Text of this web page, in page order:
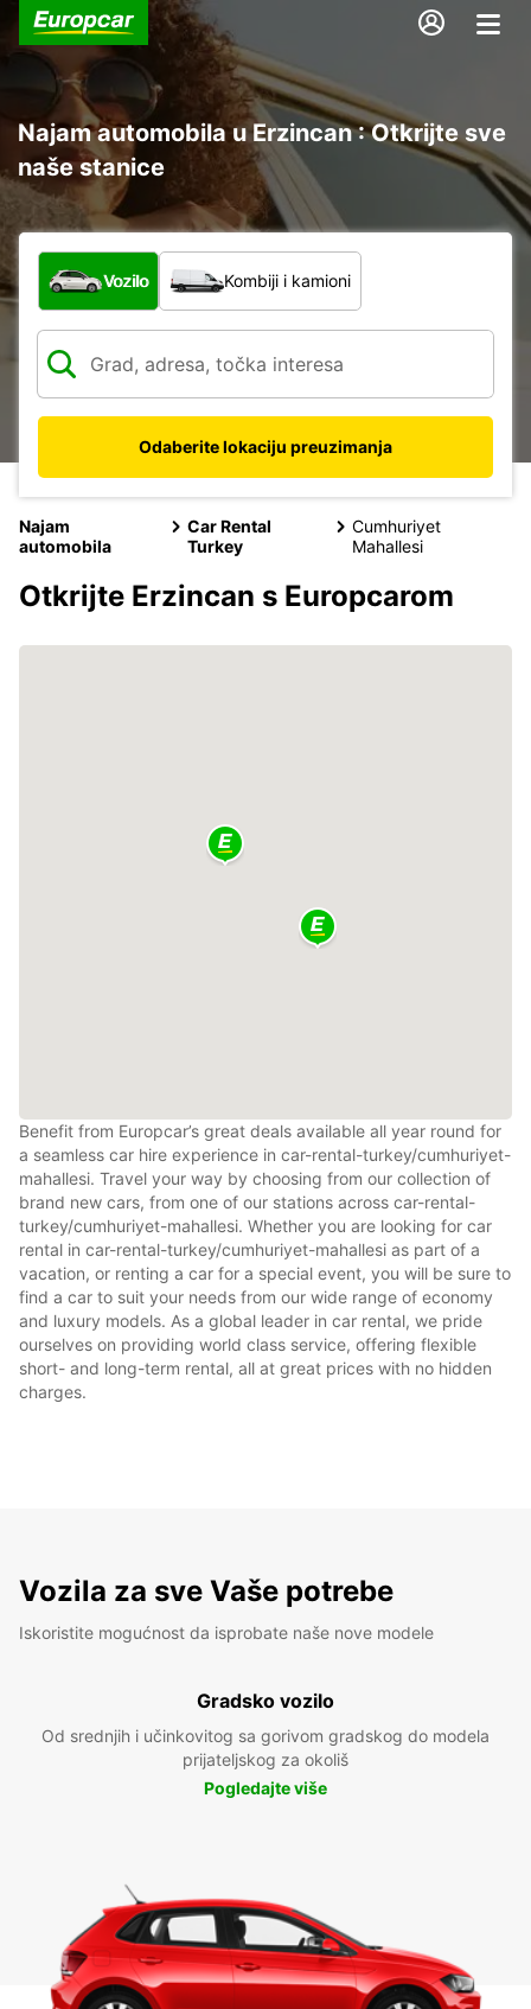
Najam automobila u Erzincan : Otkrijte sve
naše stanice
Koja vrsta vozila?
Vozilo Kombiji i kamioni
Odaberite lokaciju preuzimanja
Najam
automobila
Car Rental
Turkey
Cumhuriyet
Mahallesi
Otkrijte Erzincan s Europcarom
Benefit from Europcar’s great deals available all year round for
a seamless car hire experience in car-rental-turkey/cumhuriyet-
mahallesi. Travel your way by choosing from our collection of
brand new cars, from one of our stations across car-rental-
turkey/cumhuriyet-mahallesi. Whether you are looking for car
rental in car-rental-turkey/cumhuriyet-mahallesi as part of a
vacation, or renting a car for a special event, you will be sure to
find a car to suit your needs from our wide range of economy
and luxury models. As a global leader in car rental, we pride
ourselves on providing world class service, offering flexible
short- and long-term rental, all at great prices with no hidden
charges.
Vozila za sve Vaše potrebe
Iskoristite mogućnost da isprobate naše nove modele
Gradsko vozilo
Od srednjih i učinkovitog sa gorivom gradskog do modela
prijateljskog za okoliš
Pogledajte više